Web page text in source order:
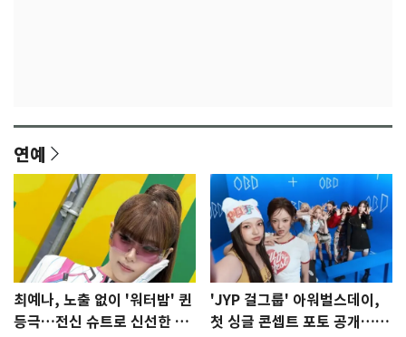
연예
최예나, 노출 없이 '워터밤' 퀸
등극…전신 슈트로 신선한 충
'JYP 걸그룹' 아워벌스데이,
첫 싱글 콘셉트 포토 공개…청